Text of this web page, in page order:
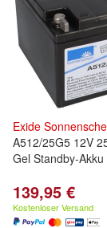
Exide
A512/25G5 12V
Gel Standby-Akku
139,95 €
Kostenloser Versand